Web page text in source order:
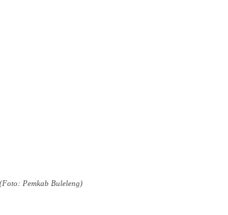
Pemkab Buleleng)